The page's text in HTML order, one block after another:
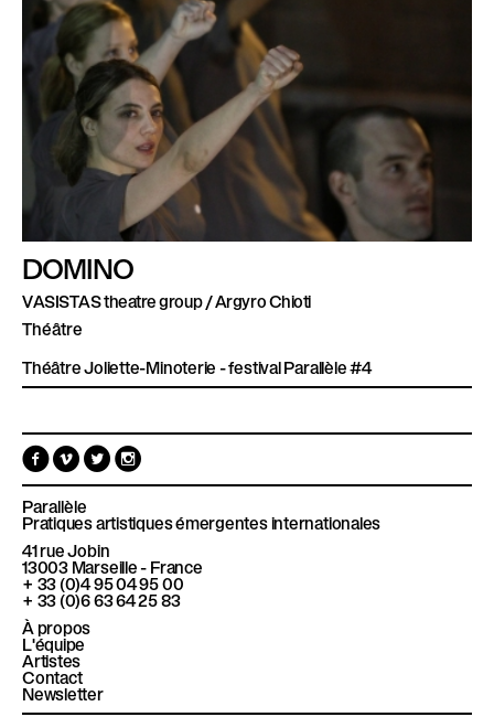
DOMINO
VASISTAS theatre group / Argyro Chioti
Théâtre
Théâtre Joliette-Minoterie - festival Parallèle #4
F
a
c
e
b
o
o
k
V
i
m
e
o
T
w
i
t
e
s
a
g
a
m
Parallèle
Pratiques artistiques émergentes internationales
41 rue Jobin
13003 Marseille - France
+ 33 (0)4 95 04 95 00
+ 33 (0)6 63 64 25 83
À propos
L'équipe
Artistes
Contact
Newsletter